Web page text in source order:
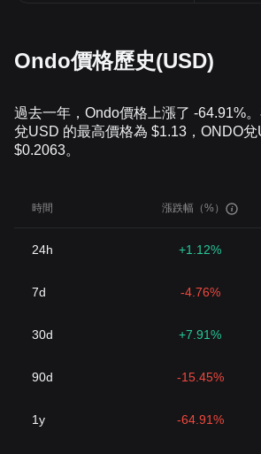
Ondo價格歷史(USD)
過去一年，Ondo價格上漲了 -64.91%
兌USD 的最高價格為 $1.13，ONDO
$0.2063。
時間 漲跌幅（%）
24h +1.12%
7d -4.76%
30d +7.91%
90d -15.45%
1y -64.91%